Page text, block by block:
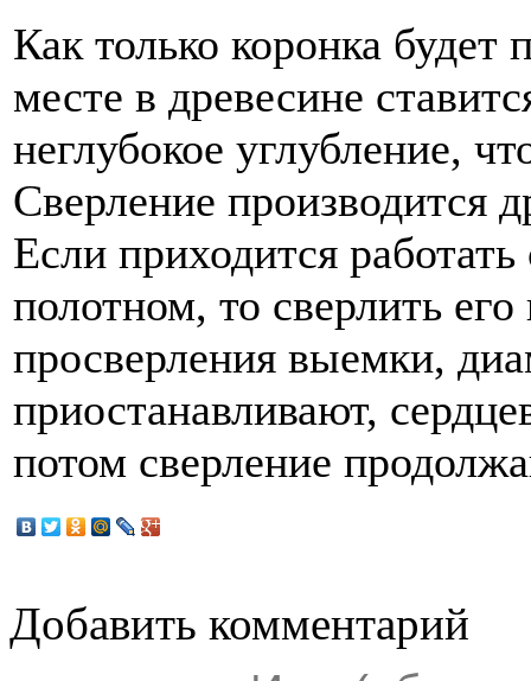
Как только коронка будет
месте в древесине
неглубокое углубление,
Сверление производится
Если приходится
полотном, то сверлить
просверления выемки,
приостанавливают,
потом сверление
Добавить комментарий